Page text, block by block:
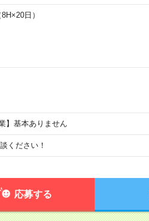
日）
】基本ありません
ください！
応募する